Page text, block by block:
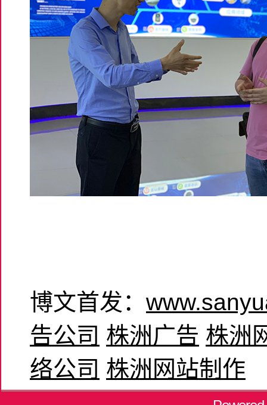
博文首发：
告公司 株洲广告 株洲
络公司 株洲网站制作